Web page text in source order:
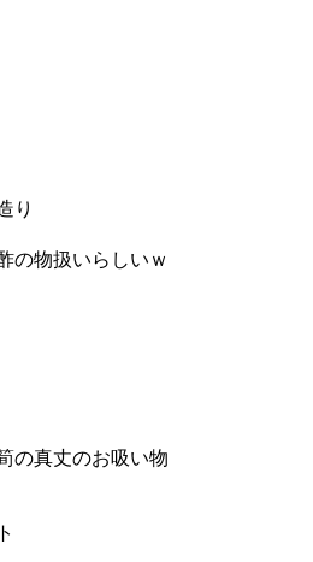
り
物扱いらしいｗ
真丈のお吸い物